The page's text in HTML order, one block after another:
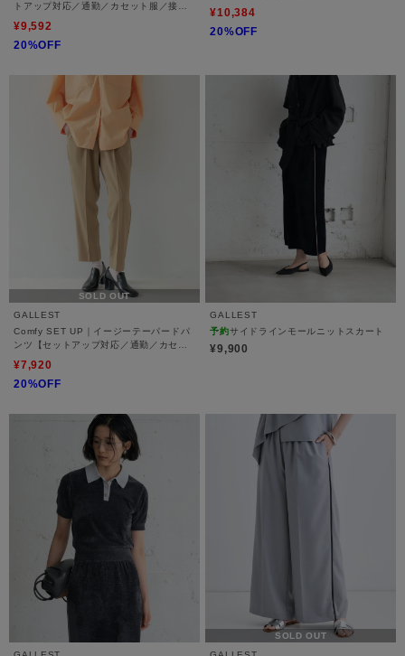
トアップ対応／通勤／カセット服／接触
¥9,592
20%OFF
¥10,384
20%OFF
SOLD OUT
GALLEST
Comfy SET UP｜イージーテーパードパ
ンツ【セットアップ対応／通勤／カセッ
ト服／接触冷感／UVカット】
¥7,920
20%OFF
GALLEST
予約サイドラインモールニットスカート
¥9,900
SOLD OUT